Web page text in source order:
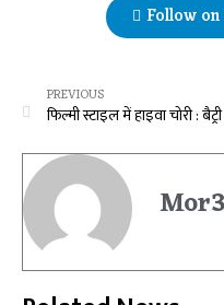
Follow on
PREVIOUS